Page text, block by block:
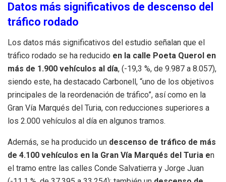
Datos más significativos de descenso del
tráfico rodado
Los datos más significativos del estudio señalan que el
tráfico rodado se ha reducido en la calle Poeta Querol en
más de 1.900 vehículos al día, (-19,3 %, de 9.987 a 8.057),
siendo este, ha destacado Carbonell, “uno de los objetivos
principales de la reordenación de tráfico”, así como en la
Gran Vía Marqués del Turia, con reducciones superiores a
los 2.000 vehículos al día en algunos tramos.
Además, se ha producido un descenso de tráfico de más
de 4.100 vehículos en la Gran Vía Marqués del Turia en
el tramo entre las calles Conde Salvatierra y Jorge Juan